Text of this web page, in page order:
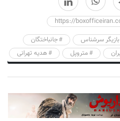
https://
بازیگر سرشناس
جانباختگان
متروپل هدیه تهرانی